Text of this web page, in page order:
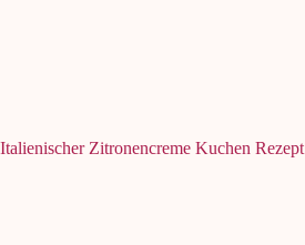
Italienischer Zitronencreme Kuchen Rezept